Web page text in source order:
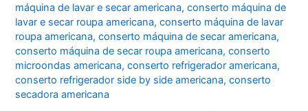
máquina de lavar e secar americana,conserto máquina de
lavar e secar roupa americana,conserto máquina de lavar
roupa americana,conserto máquina de secar americana,
conserto máquina de secar roupa americana,conserto
microondas americana,conserto refrigerador americana,
conserto refrigerador side by side americana,conserto
secadora americana